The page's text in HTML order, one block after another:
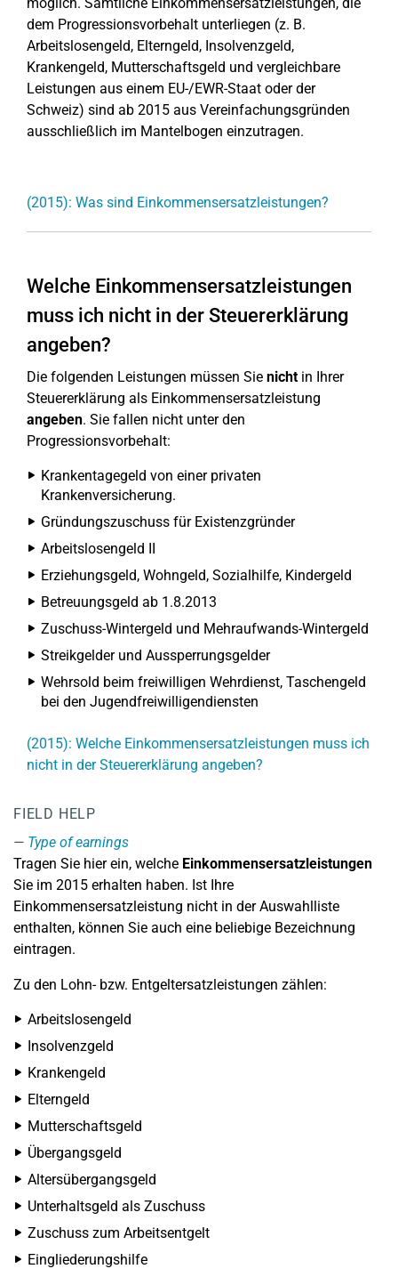
dem Progressionsvorbehalt unterliegen (z. B.
Arbeitslosengeld, Elterngeld, Insolvenzgeld,
Krankengeld, Mutterschaftsgeld und vergleichbare
Leistungen aus einem EU-/EWR-Staat oder der
Schweiz) sind ab 2015 aus Vereinfachungsgründen
ausschließlich im Mantelbogen einzutragen.
(2015): Was sind Einkommensersatzleistungen?
Welche Einkommensersatzleistungen
muss ich nicht in der Steuererklärung
angeben?
Die folgenden Leistungen müssen Sie nichtin Ihrer
Steuererklärung als Einkommensersatzleistung
angeben. Sie fallen nicht unter den
Progressionsvorbehalt:
Krankentagegeld von einer privaten
Krankenversicherung.
Gründungszuschuss für Existenzgründer
Arbeitslosengeld II
Erziehungsgeld, Wohngeld, Sozialhilfe, Kindergeld
Betreuungsgeld ab 1.8.2013
Zuschuss-Wintergeld und Mehraufwands-Wintergeld
Streikgelder und Aussperrungsgelder
Wehrsold beim freiwilligen Wehrdienst, Taschengeld
bei den Jugendfreiwilligendiensten
(2015): Welche Einkommensersatzleistungen muss ich
nicht in der Steuererklärung angeben?
FIELD HELP
Type of earnings
Tragen Sie hier ein, welche Einkommensersatzleistungen
Sie im 2015 erhalten haben. Ist Ihre
Einkommensersatzleistung nicht in der Auswahlliste
enthalten, können Sie auch eine beliebige Bezeichnung
eintragen.
Zu den Lohn- bzw. Entgeltersatzleistungen zählen:
Arbeitslosengeld
Insolvenzgeld
Krankengeld
Elterngeld
Mutterschaftsgeld
Übergangsgeld
Altersübergangsgeld
Unterhaltsgeld als Zuschuss
Zuschuss zum Arbeitsentgelt
Eingliederungshilfe